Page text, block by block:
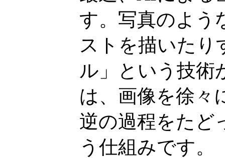
す。写真のよう
ストを描いたり
ル」という技術
は、画像を徐々
逆の過程をたど
う仕組みです。